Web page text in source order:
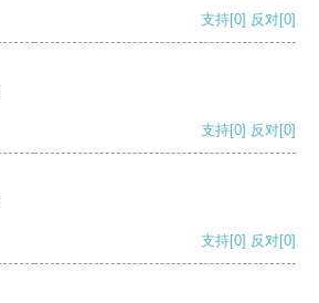
支持[0] 反对[0]
支持[0] 反对[0]
支持[0] 反对[0]